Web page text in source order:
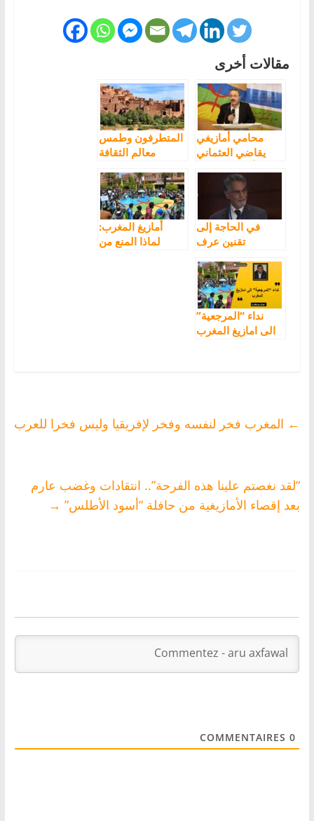
مقالات أخرى
محامي أمازيغي
يقاضي العثماني
امتحان “دخول
العرب إلى
المغرب”
المتطرفون وطمس
معالم الثقافة
المغرب
في الحاجة إلى
تقنين عرف
أمازيغ المغرب:
لماذا المنع من
نداء “المرجعية”
الى امازيغ المغرب
← المغرب فخر لنفسه وفخر لإفريقيا وليس فخرا للعرب
“لقد نغصتم علينا هذه الفرحة”.. انتقادات وغضب عارم
بعد إقصاء الأمازيغية من حافلة “أسود الأطلس” →
0
COMMENTAIRES